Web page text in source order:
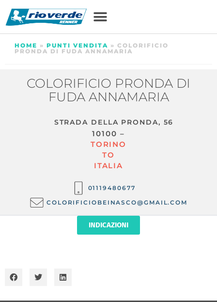
HOME » PUNTI VENDITA » COLORIFICIO
PRONDA DI FUDA ANNAMARIA
COLORIFICIO PRONDA DI
FUDA ANNAMARIA
STRADA DELLA PRONDA, 56
10100 –
TORINO
TO
ITALIA
01119480677
COLORIFICIOBEINASCO@GMAIL.COM
INDICAZIONI